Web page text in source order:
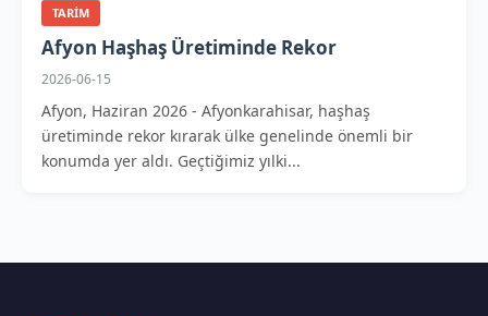
TARIM
Afyon Haşhaş Üretiminde Rekor
2026-06-15
Afyon, Haziran 2026 - Afyonkarahisar, haşhaş
üretiminde rekor kırarak ülke genelinde önemli bir
konumda yer aldı. Geçtiğimiz yılki...